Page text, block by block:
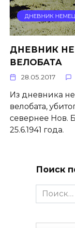
ДНЕВНИК
ДНЕВНИК
ВЕЛОБАТА
28.05.2017
Из дневника
велобата,
севернее Нов.
25.6.1941 года.
Поиск
Search
for: